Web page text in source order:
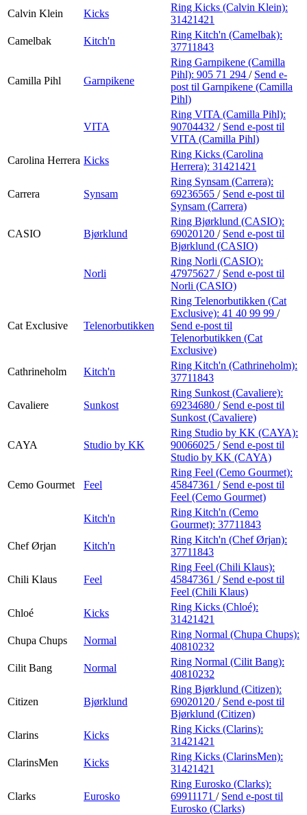
Calvin Klein
Kicks
Ring Kicks (Calvin Klein):
31421421
Camelbak
Kitch'n
Ring Kitch'n (Camelbak):
37711843
Camilla Pihl Garnpikene
Ring Garnpikene (Camilla
Pihl): 905 71 294 / Send e-
post til Garnpikene (Camilla
Pihl)
VITA
Ring VITA (Camilla Pihl):
90704432 / Send e-post til
VITA (Camilla Pihl)
Carolina Herrera Kicks
Ring Kicks (Carolina
Herrera): 31421421
Carrera Synsam
Ring Synsam (Carrera):
69236565 / Send e-post til
Synsam (Carrera)
CASIO Bjørklund
Ring Bjørklund (CASIO):
69020120 / Send e-post til
Bjørklund (CASIO)
Norli
Ring Norli (CASIO):
47975627 / Send e-post til
Norli (CASIO)
Cat Exclusive Telenorbutikken
Ring Telenorbutikken (Cat
Exclusive): 41 40 99 99 /
Send e-post til
Telenorbutikken (Cat
Exclusive)
Cathrineholm
Kitch'n
Ring Kitch'n (Cathrineholm):
37711843
Cavaliere Sunkost
Ring Sunkost (Cavaliere):
69234680 / Send e-post til
Sunkost (Cavaliere)
CAYA Studio by KK
Ring Studio by KK (CAYA):
90066025 / Send e-post til
Studio by KK (CAYA)
Cemo Gourmet Feel
Ring Feel (Cemo Gourmet):
45847361 / Send e-post til
Feel (Cemo Gourmet)
Kitch'n
Ring Kitch'n (Cemo
Gourmet): 37711843
Chef Ørjan
Kitch'n
Ring Kitch'n (Chef Ørjan):
37711843
Chili Klaus Feel
Ring Feel (Chili Klaus):
45847361 / Send e-post til
Feel (Chili Klaus)
Chloé
Kicks
Ring Kicks (Chloé):
31421421
Chupa Chups
Normal
Ring Normal (Chupa Chups):
40810232
Cilit Bang
Normal
Ring Normal (Cilit Bang):
40810232
Citizen Bjørklund
Ring Bjørklund (Citizen):
69020120 / Send e-post til
Bjørklund (Citizen)
Clarins
Kicks
Ring Kicks (Clarins):
31421421
ClarinsMen
Kicks
Ring Kicks (ClarinsMen):
31421421
Clarks Eurosko
Ring Eurosko (Clarks):
69911171 / Send e-post til
Eurosko (Clarks)